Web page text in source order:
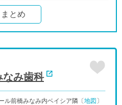
まとめ
なみ歯科
ル前橋みなみ内ベイシア隣〔地図 〕